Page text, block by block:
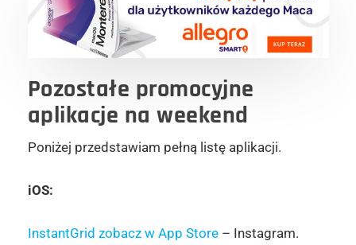
Pozostałe promocyjne
aplikacje na weekend
Poniżej przedstawiam pełną listę aplikacji.
iOS:
InstantGrid zobacz w App Store– Instagram.